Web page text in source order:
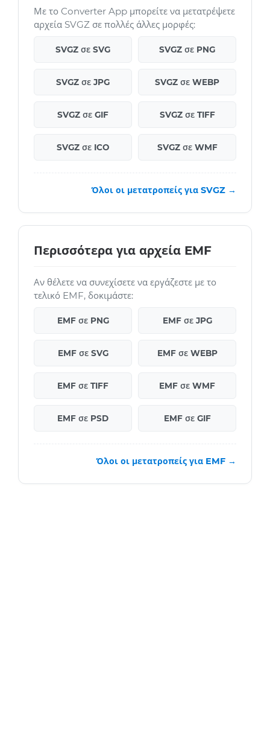
Με το Converter App μπορείτε να μετατρέψετε
αρχεία SVGZ σε πολλές άλλες μορφές:
SVGZ σε SVG SVGZ σε PNG
SVGZ σε JPG SVGZ σε WEBP
SVGZ σε GIF SVGZ σε TIFF
SVGZ σε ICO SVGZ σε WMF
Όλοι οι μετατροπείς για SVGZ →
Περισσότερα για αρχεία EMF
Αν θέλετε να συνεχίσετε να εργάζεστε με το
τελικό EMF, δοκιμάστε:
EMF σε PNG EMF σε JPG
EMF σε SVG EMF σε WEBP
EMF σε TIFF EMF σε WMF
EMF σε PSD EMF σε GIF
Όλοι οι μετατροπείς για EMF →